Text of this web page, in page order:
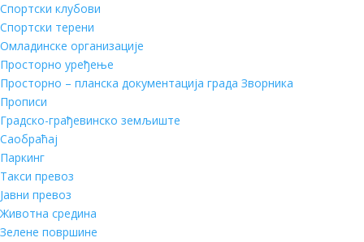
Спортски клубови
Спортски терени
Омладинске организације
Просторно уређење
Просторно – планска документација града Зворника
Прописи
Градско-грађевинско земљиште
Саобраћај
Паркинг
Такси превоз
Јавни превоз
Животна средина
Зелене површине